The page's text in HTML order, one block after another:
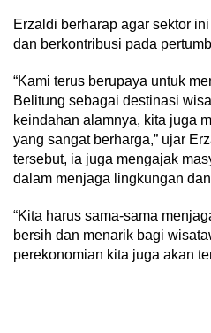
Erzaldi berharap agar sektor
dan berkontribusi pada
“Kami terus berupaya untuk
Belitung sebagai destinasi
keindahan alamnya, kita juga
yang sangat berharga,” ujar
tersebut, ia juga mengajak
dalam menjaga lingkungan
“Kita harus sama-sama
bersih dan menarik bagi
perekonomian kita juga akan